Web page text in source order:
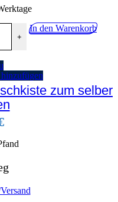
+
In den Warenkorb
zum selber